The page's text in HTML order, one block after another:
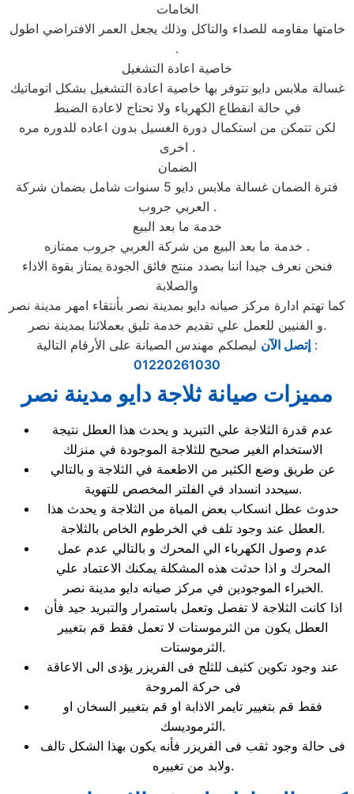
الخامات
خامتها مقاومه للصداء والتاكل وذلك يجعل العمر الافتراضي اطول
.
خاصية اعادة التشغيل
غسالة ملابس دايو تتوفر بها خاصية اعادة التشغيل بشكل اتوماتيك
في حالة انقطاع الكهرباء ولا تحتاج لاعادة الضبط
لكن تتمكن من استكمال دورة الغسيل بدون اعاده للدوره مره
اخرى .
الضمان
فترة الضمان غسالة ملابس دايو 5 سنوات شامل بضمان شركة
العربي جروب .
خدمة ما بعد البيع
خدمة ما بعد البيع من شركة العربي جروب ممتازه .
فنحن نعرف جيدا اننا بصدد منتج فائق الجودة يمتاز بقوة الاداء
والصلابة
كما تهتم ادارة مركز صيانه دايو بمدينة نصر بأنتقاء امهر مدينة نصر
و الفنيين للعمل علي تقديم خدمة تليق بعملائنا بمدينة نصر.
إتصل الآن ليصلكم مهندس الصيانة على الأرقام التالية :
01220261030
مميزات صيانة ثلاجة دايو مدينة نصر
عدم قدرة الثلاجة علي التبريد و يحدث هذا العطل نتيجة
الاستخدام الغير صحيح للثلاجة الموجودة في منزلك
عن طريق وضع الكثير من الاطعمة في الثلاجة و بالتالي
سيحدد انسداد في الفلتر المخصص للتهوية.
حدوث عطل انسكاب بعض المياة من الثلاجة و يحدث هذا
العطل عند وجود تلف في الخرطوم الخاص بالثلاجة.
عدم وصول الكهرباء الي المحرك و بالتالي عدم عمل
المحرك و اذا حدثت هذه المشكلة يمكنك الاعتماد علي
الخبراء الموجودين في مركز صيانه دايو مدينة نصر.
اذا كانت الثلاجة لا تفصل وتعمل باستمرار والتبريد جيد فأن
العطل يكون من الثرموستات لا تعمل فقط قم بتغيير
الثرموستات.
عند وجود تكوين كثيف للثلج فى الفريزر يؤدى الى الاعاقة
فى حركة المروحة
فقط قم بتغيير تايمر الاذابة او قم بتغيير السخان او
الثرموديسك.
فى حالة وجود ثقب فى الفريزر فأنه يكون بهذا الشكل تالف
ولابد من تغييره.